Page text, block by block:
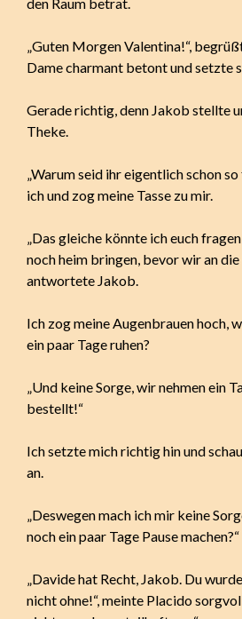
„Guten Morgen Valentina!“,
Dame charmant betont und setzte
Gerade richtig, denn Jakob stellte
Theke.
„Warum seid ihr eigentlich schon
ich und zog meine Tasse zu mir.
„Das gleiche könnte ich euch
noch heim bringen, bevor wir an die
antwortete Jakob.
Ich zog meine Augenbrauen hoch,
ein paar Tage ruhen?
„Und keine Sorge, wir nehmen ein
bestellt!“
Ich setzte mich richtig hin und
an.
„Deswegen mach ich mir keine
noch ein paar Tage Pause machen?“
„Davide hat Recht, Jakob. Du
nicht ohne!“, meinte Placido